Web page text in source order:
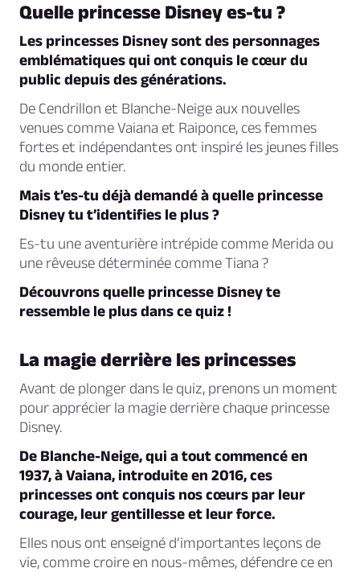
Quelle princesse Disney es-tu ?
Les princesses Disney sont des personnages
emblématiques qui ont conquis le cœur du
public depuis des générations.
De Cendrillon et Blanche-Neige aux nouvelles
venues comme Vaiana et Raiponce, ces femmes
fortes et indépendantes ont inspiré les jeunes filles
du monde entier.
Mais t’es-tu déjà demandé à quelle princesse
Disney tu t’identifies le plus ?
Es-tu une aventurière intrépide comme Merida ou
une rêveuse déterminée comme Tiana ?
Découvrons quelle princesse Disney te
ressemble le plus dans ce quiz !
La magie derrière les princesses
Avant de plonger dans le quiz, prenons un moment
pour apprécier la magie derrière chaque princesse
Disney.
De Blanche-Neige, qui a tout commencé en
1937, à Vaiana, introduite en 2016, ces
princesses ont conquis nos cœurs par leur
courage, leur gentillesse et leur force.
Elles nous ont enseigné d’importantes leçons de
vie, comme croire en nous-mêmes, défendre ce en